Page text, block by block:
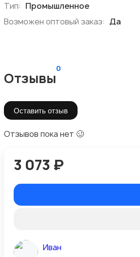
Тип: Промышленное
Возможен оптовый заказ: Да
Отзывы
0
Оставить отзыв
Отзывов пока нет 🥴
3 073 ₽
Иван